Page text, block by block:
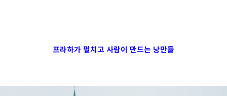
프라하가 펼치고 사람이 만드는 낭만들